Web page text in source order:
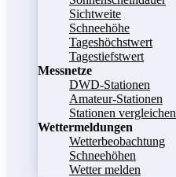
Sichtweite
Schneehöhe
Tageshöchstwert
Tagestiefstwert
Messnetze
DWD-Stationen
Amateur-Stationen
Stationen vergleichen
Wettermeldungen
Wetterbeobachtung
Schneehöhen
Wetter melden